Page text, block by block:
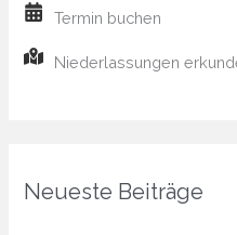
Termin buchen
Niederlassungen
Neueste Beiträge